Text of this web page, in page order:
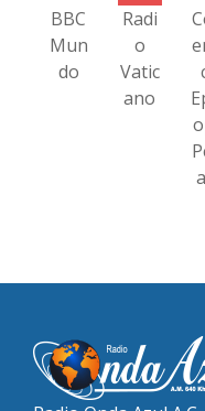
BBC
Mun
do
Radi
o
Vatic
ano